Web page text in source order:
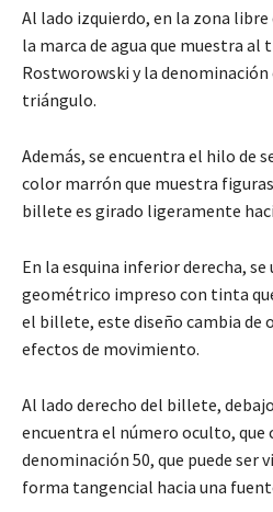
Al lado izquierdo, en la zona libre
la marca de agua que muestra al
Rostworowski y la
triángulo.
Además, se encuentra el hilo de
color marrón que muestra
billete es girado ligeramente
En la esquina inferior derecha, se
geométrico impreso con tinta
el billete, este diseño cambia de
efectos de movimiento.
Al lado derecho del billete,
encuentra el número oculto, que
denominación 50, que puede ser
forma tangencial hacia una